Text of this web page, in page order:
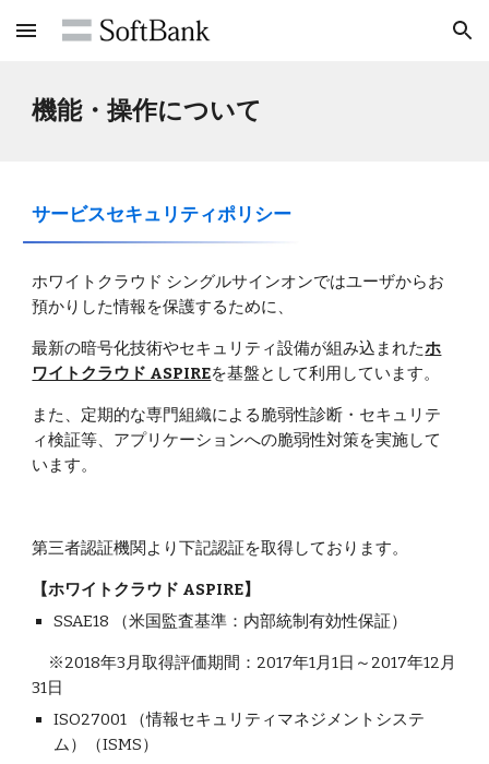
Skip to main content Skip to navigation
機能・操作について
サービスセキュリティポリシー
ホワイトクラウド シングルサインオンではユーザからお
預かりした情報を保護するために、
最新の暗号化技術やセキュリティ設備が組み込まれたホ
ワイトクラウド ASPIREを基盤として利用しています。
また、定期的な専門組織による脆弱性診断・セキュリテ
ィ検証等、アプリケーションへの脆弱性対策を実施して
います。
第三者認証機関より下記認証を取得しております。
【ホワイトクラウド ASPIRE】
SSAE18 （米国監査基準：内部統制有効性保証）
31日
ISO27001 （情報セキュリティマネジメントシステ
ム）（ISMS）